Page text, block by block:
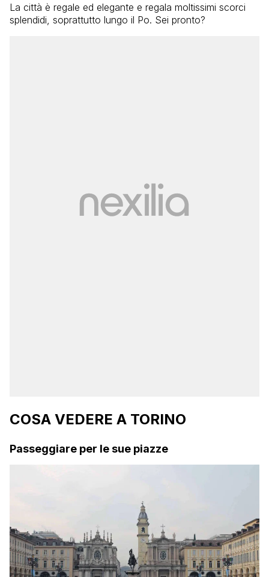
La città è regale ed elegante e regala moltissimi scorci
splendidi, soprattutto lungo il Po. Sei pronto?
COSA VEDERE A TORINO
Passeggiare per le sue piazze